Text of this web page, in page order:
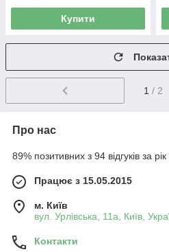
Купити
1 / 2
Про нас
89% позитивних з 94 відгуків за рік
Працює з 15.05.2015
м. Київ
вул. Урлівська, 11а, Київ,
Контакти